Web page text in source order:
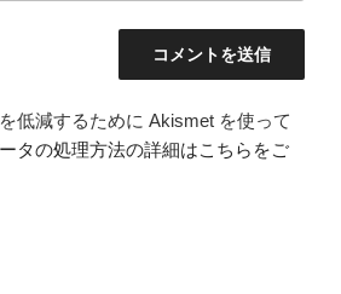
低減するために Akismet を使って
タの処理方法の詳細はこちらをご